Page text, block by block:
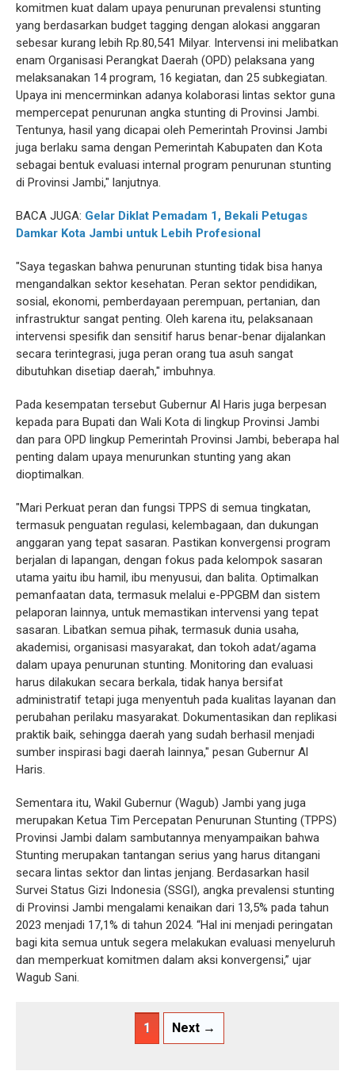
komitmen kuat dalam upaya penurunan prevalensi stunting
yang berdasarkan budget tagging dengan alokasi anggaran
sebesar kurang lebih Rp.80,541 Milyar. Intervensi ini melibatkan
enam Organisasi Perangkat Daerah (OPD) pelaksana yang
melaksanakan 14 program, 16 kegiatan, dan 25 subkegiatan.
Upaya ini mencerminkan adanya kolaborasi lintas sektor guna
mempercepat penurunan angka stunting di Provinsi Jambi.
Tentunya, hasil yang dicapai oleh Pemerintah Provinsi Jambi
juga berlaku sama dengan Pemerintah Kabupaten dan Kota
sebagai bentuk evaluasi internal program penurunan stunting
di Provinsi Jambi," lanjutnya.
BACA JUGA: Gelar Diklat Pemadam 1, Bekali Petugas
Damkar Kota Jambi untuk Lebih Profesional
"Saya tegaskan bahwa penurunan stunting tidak bisa hanya
mengandalkan sektor kesehatan. Peran sektor pendidikan,
sosial, ekonomi, pemberdayaan perempuan, pertanian, dan
infrastruktur sangat penting. Oleh karena itu, pelaksanaan
intervensi spesifik dan sensitif harus benar-benar dijalankan
secara terintegrasi, juga peran orang tua asuh sangat
dibutuhkan disetiap daerah," imbuhnya.
Pada kesempatan tersebut Gubernur Al Haris juga berpesan
kepada para Bupati dan Wali Kota di lingkup Provinsi Jambi
dan para OPD lingkup Pemerintah Provinsi Jambi, beberapa hal
penting dalam upaya menurunkan stunting yang akan
dioptimalkan.
"Mari Perkuat peran dan fungsi TPPS di semua tingkatan,
termasuk penguatan regulasi, kelembagaan, dan dukungan
anggaran yang tepat sasaran. Pastikan konvergensi program
berjalan di lapangan, dengan fokus pada kelompok sasaran
utama yaitu ibu hamil, ibu menyusui, dan balita. Optimalkan
pemanfaatan data, termasuk melalui e-PPGBM dan sistem
pelaporan lainnya, untuk memastikan intervensi yang tepat
sasaran. Libatkan semua pihak, termasuk dunia usaha,
akademisi, organisasi masyarakat, dan tokoh adat/agama
dalam upaya penurunan stunting. Monitoring dan evaluasi
harus dilakukan secara berkala, tidak hanya bersifat
administratif tetapi juga menyentuh pada kualitas layanan dan
perubahan perilaku masyarakat. Dokumentasikan dan replikasi
praktik baik, sehingga daerah yang sudah berhasil menjadi
sumber inspirasi bagi daerah lainnya," pesan Gubernur Al
Haris.
Sementara itu, Wakil Gubernur (Wagub) Jambi yang juga
merupakan Ketua Tim Percepatan Penurunan Stunting (TPPS)
Provinsi Jambi dalam sambutannya menyampaikan bahwa
Stunting merupakan tantangan serius yang harus ditangani
secara lintas sektor dan lintas jenjang. Berdasarkan hasil
Survei Status Gizi Indonesia (SSGI), angka prevalensi stunting
di Provinsi Jambi mengalami kenaikan dari 13,5% pada tahun
2023 menjadi 17,1% di tahun 2024. “Hal ini menjadi peringatan
bagi kita semua untuk segera melakukan evaluasi menyeluruh
dan memperkuat komitmen dalam aksi konvergensi,” ujar
Wagub Sani.
1 Next →